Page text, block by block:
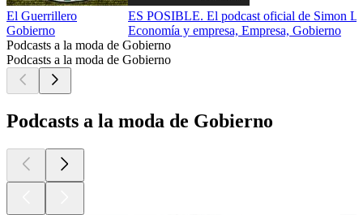
El Guerrillero
Gobierno
ES POSIBLE. El podcast oficial de Simon
Economía y empresa, Empresa, Gobierno
Podcasts a la moda de Gobierno
Podcasts a la moda de Gobierno
Podcasts a la moda de Gobierno